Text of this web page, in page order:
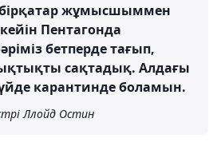
бірқатар жұмысшыммен
Пентагонда
бетперде тағып,
сақтадық. Алдағы
карантинде боламын.
Ллойд Остин